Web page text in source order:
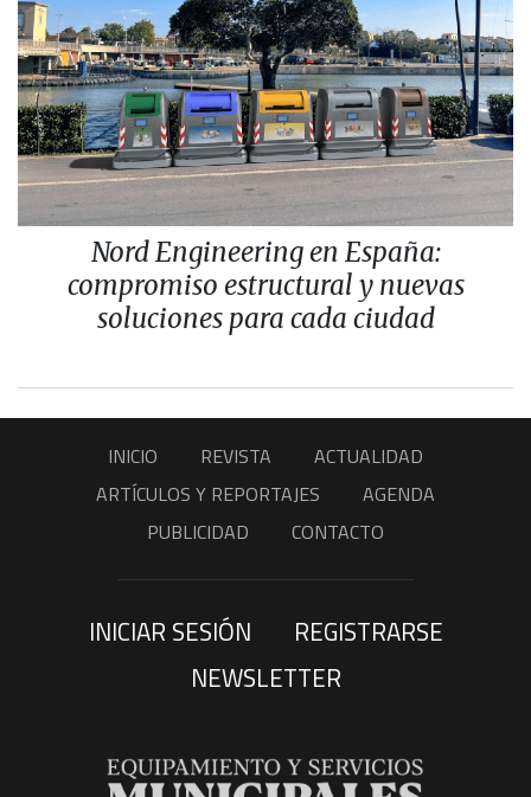
Nord Engineering en España:
compromiso estructural y nuevas
soluciones para cada ciudad
INICIO REVISTA
ACTUALIDAD
ARTÍCULOS Y REPORTAJES
AGENDA
PUBLICIDAD
CONTACTO
INICIAR SESIÓN
REGISTRARSE
NEWSLETTER